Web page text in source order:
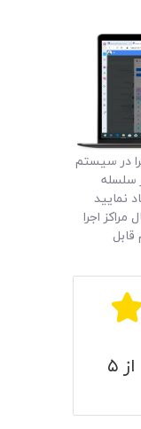
در سيستم
سلسله
نماييد
مراکز اجرا
از ۵